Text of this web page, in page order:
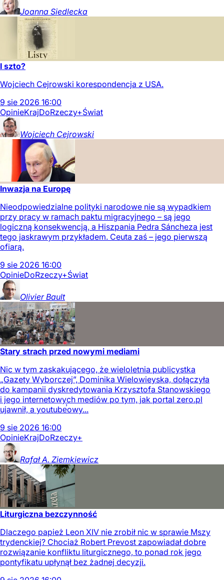
Joanna Siedlecka
I szto?
Wojciech Cejrowski korespondencja z USA.
9 sie 2026 16:00
OpinieKrajDoRzeczy+Świat
Wojciech Cejrowski
Inwazja na Europę
Nieodpowiedzialne polityki narodowe nie są wypadkiem
przy pracy w ramach paktu migracyjnego – są jego
logiczną konsekwencją, a Hiszpania Pedra Sáncheza jest
tego jaskrawym przykładem. Ceuta zaś – jego pierwszą
ofiarą.
9 sie 2026 16:00
OpinieDoRzeczy+Świat
Olivier Bault
Stary strach przed nowymi mediami
Nic w tym zaskakującego, że wieloletnia publicystka
„Gazety Wyborczej”, Dominika Wielowieyska, dołączyła
do kampanii dyskredytowania Krzysztofa Stanowskiego
i jego internetowych mediów po tym, jak portal zero.pl
ujawnił, a youtube̕owy...
9 sie 2026 16:00
OpinieKrajDoRzeczy+
Rafał A. Ziemkiewicz
Liturgiczna bezczynność
Dlaczego papież Leon XIV nie zrobił nic w sprawie Mszy
trydenckiej? Chociaż Robert Prevost zapowiadał dobre
rozwiązanie konfliktu liturgicznego, to ponad rok jego
pontyfikatu upłynął bez żadnej decyzji.